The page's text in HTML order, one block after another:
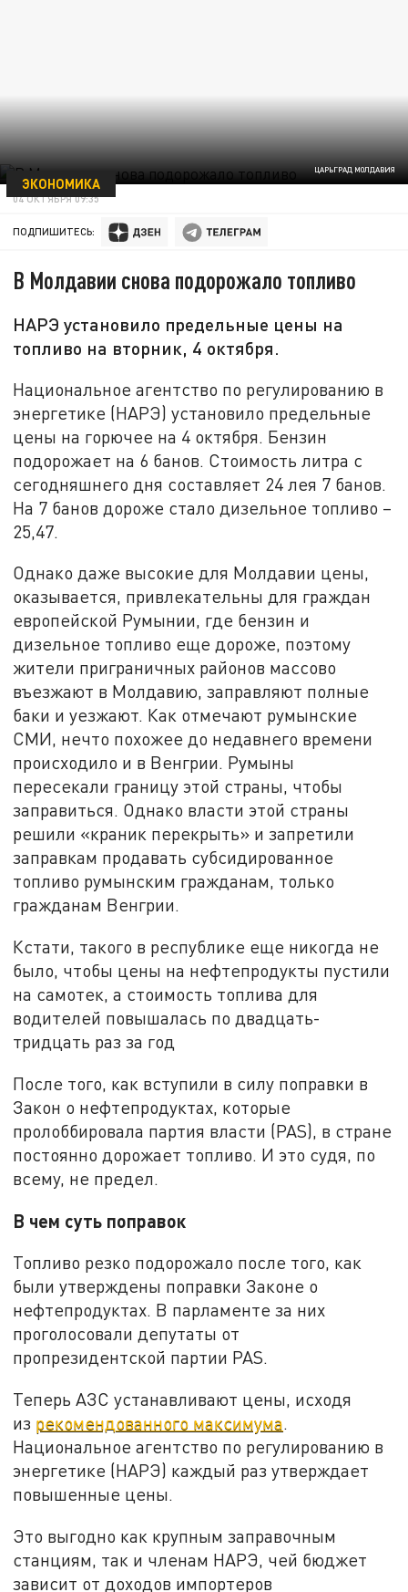
ЦАРЬГРАД МОЛДАВИЯ
ЭКОНОМИКА
04 ОКТЯБРЯ 09:35
ПОДПИШИТЕСЬ:
В Молдавии снова подорожало топливо
НАРЭ установило предельные цены на
топливо на вторник, 4 октября.
Национальное агентство по регулированию в
энергетике (НАРЭ) установило предельные
цены на горючее на 4 октября. Бензин
подорожает на 6 банов. Стоимость литра с
сегодняшнего дня составляет 24 лея 7 банов.
На 7 банов дороже стало дизельное топливо –
25,47.
Однако даже высокие для Молдавии цены,
оказывается, привлекательны для граждан
европейской Румынии, где бензин и
дизельное топливо еще дороже, поэтому
жители приграничных районов массово
въезжают в Молдавию, заправляют полные
баки и уезжают. Как отмечают румынские
СМИ, нечто похожее до недавнего времени
происходило и в Венгрии. Румыны
пересекали границу этой страны, чтобы
заправиться. Однако власти этой страны
решили «краник перекрыть» и запретили
заправкам продавать субсидированное
топливо румынским гражданам, только
гражданам Венгрии.
Кстати, такого в республике еще никогда не
было, чтобы цены на нефтепродукты пустили
на самотек, а стоимость топлива для
водителей повышалась по двадцать-
тридцать раз за год
После того, как вступили в силу поправки в
Закон о нефтепродуктах, которые
пролоббировала партия власти (PAS), в стране
постоянно дорожает топливо. И это судя, по
всему, не предел.
В чем суть поправок
Топливо резко подорожало после того, как
были утверждены поправки Законе о
нефтепродуктах. В парламенте за них
проголосовали депутаты от
пропрезидентской партии PAS.
Теперь АЗС устанавливают цены, исходя
из рекомендованного максимума.
Национальное агентство по регулированию в
энергетике (НАРЭ) каждый раз утверждает
повышенные цены.
Это выгодно как крупным заправочным
станциям, так и членам НАРЭ, чей бюджет
зависит от доходов импортеров